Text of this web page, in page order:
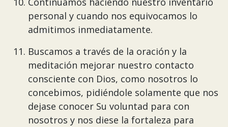
personal y cuando nos equivocamos lo
admitimos inmediatamente.
Buscamos a través de la oración y la
meditación mejorar nuestro contacto
consciente con Dios, como nosotros lo
concebimos, pidiéndole solamente que nos
dejase conocer Su voluntad para con
nosotros y nos diese la fortaleza para